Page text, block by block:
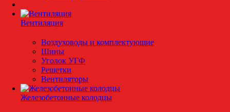
Вентиляция
Воздуховоды и комплектующие
Шины
Уголок УГФ
Решeтки
Вентиляторы
Железобетонные колодцы